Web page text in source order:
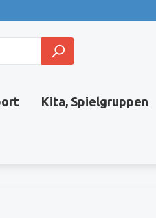
Kita, Spielgruppen